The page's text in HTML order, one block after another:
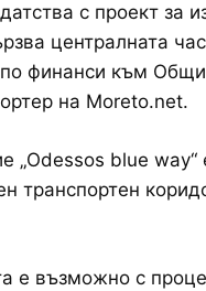
с проект за
централната
финанси към
на Moreto.net.
„Odessos blue
транспортен
е възможно с